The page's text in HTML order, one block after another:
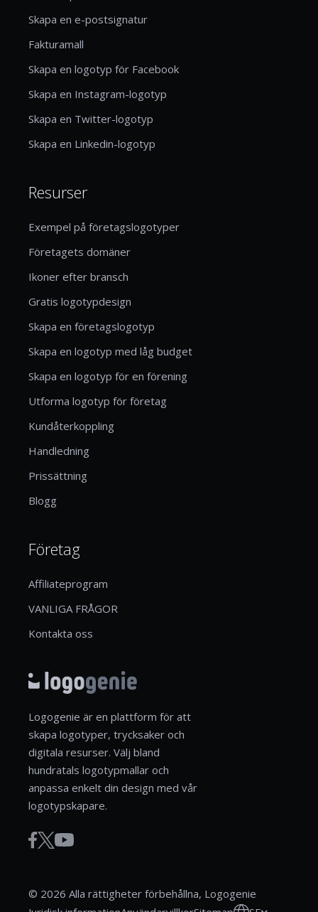
Skapa en e-postsignatur
Fakturamall
Skapa en logotyp för Facebook
Skapa en Instagram-logotyp
Skapa en Twitter-logotyp
Skapa en Linkedin-logotyp
Resurser
Exempel på företagslogotyper
Företagets domäner
Ikoner efter bransch
Gratis logotypdesign
Skapa en företagslogotyp
Skapa en logotyp med låg budget
Skapa en logotyp för en förening
Utforma logotyp för företag
Kundåterkoppling
Handledning
Prissättning
Blogg
Företag
Affiliateprogram
VANLIGA FRÅGOR
Kontakta oss
Logogenie är en plattform för att
skapa logotyper, trycksaker och
digitala resurser. Välj bland
hundratals logotypmallar och
anpassa enkelt din design med vår
logotypskapare.
© 2026 Alla rättigheter förbehållna, Logogenie